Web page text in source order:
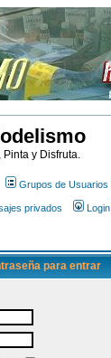
Pinta y Disfruta.
Grupos de Usuarios
privados Login
para entrar